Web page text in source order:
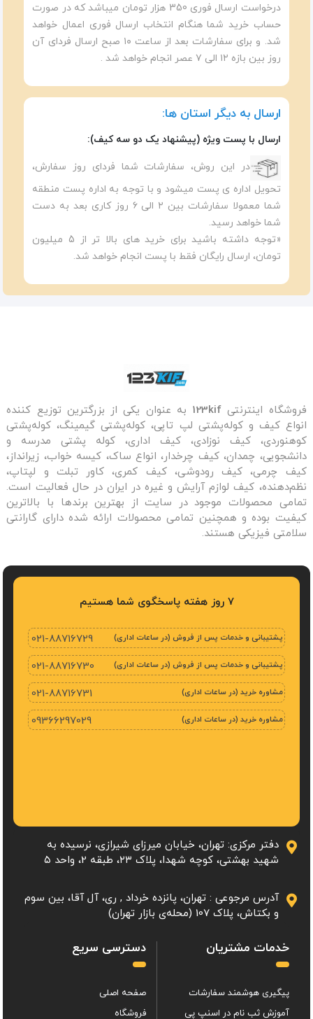
درخواست ارسال فوری 350 هزار تومان میباشد که در صورت
حساب خرید شما هنگام انتخاب ارسال فوری اعمال خواهد
شد. و برای سفارشات بعد از ساعت ۱۰ صبح ارسال فردای آن
روز بین بازه ۱۲ الی ۷ عصر انجام خواهد شد .
ارسال به دیگر استان ها:
ارسال با پست ویژه (پیشنهاد یک دو سه کیف):
در این روش، سفارشات شما فردای روز سفارش،
تحویل اداره ی پست میشود و با توجه به اداره پست منطقه
شما معمولا سفارشات بین ۲ الی ۶ روز کاری بعد به دست
شما خواهد رسید.
«توجه داشته باشید برای خرید های بالا تر از 5 میلیون
تومان، ارسال رایگان فقط با پست انجام خواهد شد.
فروشگاه اینترنتی 123kif به عنوان یکی از بزرگترین توزیع کننده
انواع کیف و کوله‌پشتی لپ تاپی، کوله‌پشتی گیمینگ، کوله‌پشتی
کوهنوردی، کیف نوزادی، کیف اداری، کوله پشتی مدرسه و
دانشجویی، چمدان، کیف چرخدار، انواع ساک، کیسه خواب، زیرانداز،
کیف چرمی، کیف رودوشی، کیف کمری، کاور تبلت و لپتاپ،
نظم‌دهنده، کیف لوازم آرایش و غیره در ایران در حال فعالیت است.
تمامی محصولات موجود در سایت از بهترین برندها با بالاترین
کیفیت بوده و همچنین تمامی محصولات ارائه شده دارای گارانتی
سلامتی فیزیکی هستند.
7 روز هفته پاسخگوی شما هستیم
پشتیبانی و خدمات پس از فروش (در ساعات اداری) 021-88716729
پشتیبانی و خدمات پس از فروش (در ساعات اداری) 021-88716730
مشاوره خرید (در ساعات اداری) 021-88716731
مشاوره خرید (در ساعات اداری) 09366297029
دفتر مرکزی: تهران، خیابان میرزای شیرازی، نرسیده به
شهید بهشتی، کوچه شهدا، پلاک ۲۳، طبقه 2، واحد ۵
آدرس مرجوعی : تهران، پانزده خرداد , ری، آل آقا، بین سوم
و بکتاش، پلاک 107 (محله‌ی بازار تهران)
خدمات مشتریان
پیگیری هوشمند سفارشات
آموزش ثب نام در اسنپ پی
دسترسی سریع
صفحه اصلی
فروشگاه